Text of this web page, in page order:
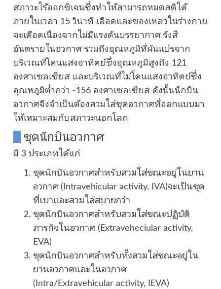
สภาวะไร้ออกซิเจนซึ่งทำให้สามารถหมดสติได้
ภายในเวลา 15 วินาที เลือดและของเหลวในร่างกาย
จะเดือดเนื่องจากไม่มีแรงดันบรรยากาศ รังสี
อันตรายในอวกาศ รวมถึงอุณหภูมิที่ผันแปรจาก
บริเวณที่โดนแสงอาทิตย์ซึ่งอุณหภูมิสูงถึง 121
องศาเซลเซียส และบริเวณที่ไม่โดนแสงอาทิตย์ซึ่ง
อุณหภูมิต่ำกว่า -156 องศาเซลเซียส ดังนั้นนักบิน
อวกาศจึงจำเป็นต้องสวมใส่ชุดอวกาศที่ออกแบบมา
ให้เหมาะสมกับสภาวะนอกโลก
ชุดนักบินอวกาศ
มี 3 ประเภทได้แก่
ชุดนักบินอวกาศสำหรับสวมใส่ขณะอยู่ในยาน
อวกาศ (Intravehicular activity, IVA)จะเป็นชุด
ที่เบาและสวมใส่สบายกว่า
ชุดนักบินอวกาศสำหรับสวมใส่ขณะปฏิบัติ
ภารกิจในอวกาศ (Extraveheciular activity,
EVA)
ชุดนักบินอวกาศสำหรับทั้งสวมใส่ขณะอยู่ใน
ยานอวกาศและในอวกาศ
(Intra/Extravehicular activity, IEVA)